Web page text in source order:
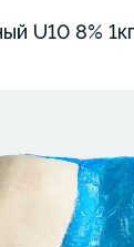
U10 8% 1кг